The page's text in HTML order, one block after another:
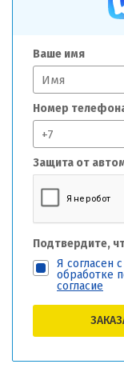
Ваше имя
Номер
Защита от
Подтвердите,
Я согласен с
обработке
согласие